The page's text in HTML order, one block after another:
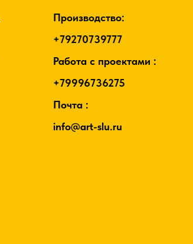
Производство:
+79270739777
Работа с проектами :
+79996736275
Почта :
info@art-slu.ru